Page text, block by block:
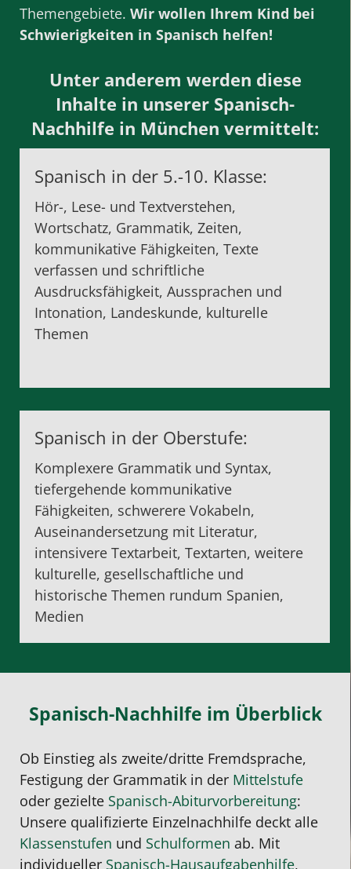
Themengebiete. Wir wollen Ihrem Kind bei
Schwierigkeiten in Spanisch helfen!
Unter anderem werden diese
Inhalte in unserer Spanisch-
Nachhilfe in München vermittelt:
Spanisch in der 5.-10. Klasse:
Hör-, Lese- und Textverstehen,
Wortschatz, Grammatik, Zeiten,
kommunikative Fähigkeiten, Texte
verfassen und schriftliche
Ausdrucksfähigkeit, Aussprachen und
Intonation, Landeskunde, kulturelle
Themen
Spanisch in der Oberstufe:
Komplexere Grammatik und Syntax,
tiefergehende kommunikative
Fähigkeiten, schwerere Vokabeln,
Auseinandersetzung mit Literatur,
intensivere Textarbeit, Textarten, weitere
kulturelle, gesellschaftliche und
historische Themen rundum Spanien,
Medien
Spanisch-Nachhilfe im Überblick
Ob Einstieg als zweite/dritte Fremdsprache,
Festigung der Grammatik in der Mittelstufe
oder gezielte Spanisch-Abiturvorbereitung:
Unsere qualifizierte Einzelnachhilfe deckt alle
Klassenstufen und Schulformen ab. Mit
individueller Spanisch-Hausaufgabenhilfe,